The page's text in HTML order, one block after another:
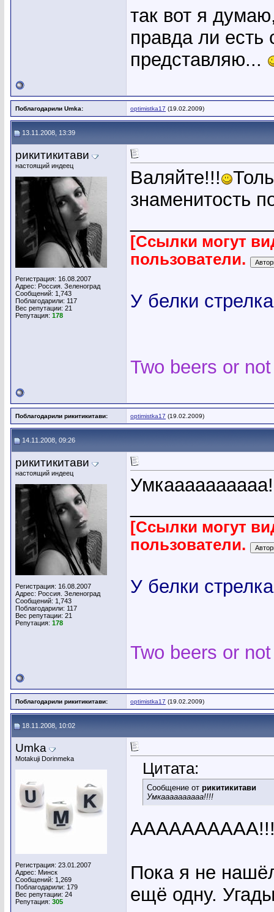
так вот я
правда ли есть
представляю...
Поблагодарили Umka: optimistka17 (19.02.2009)
13.11.2008, 13:39
рикитикитави
настоящий индеец
Регистрация: 16.08.2007
Адрес: Россия. Зеленоград
Сообщений: 1,743
Поблагодарили: 117
Вес репутации: 21
Репутация: 178
Валяйте!!!
знаменитость
[Ссылки могут
пользователи.
У белки
Two beers or
Поблагодарили рикитикитави: optimistka17 (19.02.2009)
14.11.2008, 09:26
рикитикитави
настоящий индеец
Регистрация: 16.08.2007
Адрес: Россия. Зеленоград
Сообщений: 1,743
Поблагодарили: 117
Вес репутации: 21
Репутация: 178
[Ссылки могут
пользователи.
У белки
Two beers or
Поблагодарили рикитикитави: optimistka17 (19.02.2009)
18.11.2008, 10:02
Umka
Motakuji Dorinmeka
Регистрация: 23.01.2007
Адрес: Минск
Сообщений: 1,269
Поблагодарили: 179
Вес репутации: 24
Репутация: 305
Цитата:
Сообщение от рикитикитави
Умкаааааааааа!!!!
Пока я не
ещё одну.